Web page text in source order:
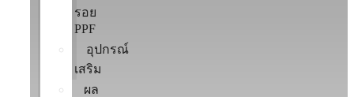
รอย
PPF
อุปกรณ์
เสริม
ผล